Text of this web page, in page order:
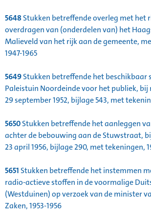
5648Stukken betreffende overleg met het
overdragen van (onderdelen van) het
Malieveld van het rijk aan de gemeente,
1947-1965
5649Stukken betreffende het beschikbaar
Paleistuin Noordeinde voor het publiek,
29 september 1952, bijlage 543, met
5650Stukken betreffende het aanleggen
achter de bebouwing aan de Stuwstraat,
23 april 1956, bijlage 290, met tekeningen,
5651 Stukken betreffende het instemmen
radio-actieve stoffen in de voormalige
(Westduinen) op verzoek van de minister
Zaken, 1953-1956